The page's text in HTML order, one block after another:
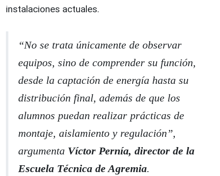
instalaciones actuales.
“No se trata únicamente de observar
equipos, sino de comprender su función,
desde la captación de energía hasta su
distribución final, además de que los
alumnos puedan realizar prácticas de
montaje, aislamiento y regulación”,
argumenta Víctor Pernía, director de la
Escuela Técnica de Agremia.